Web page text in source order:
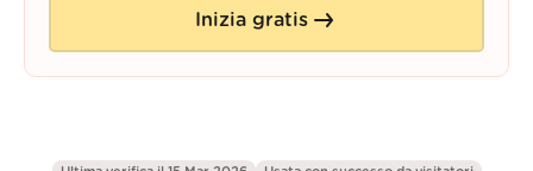
Inizia gratis